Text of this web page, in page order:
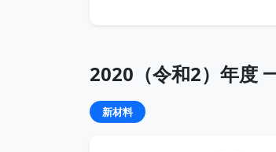
2020（令和2）年度
新材料